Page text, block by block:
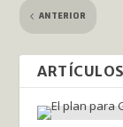
ANTERIOR